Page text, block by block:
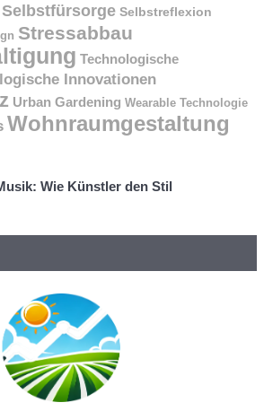
Selbstfürsorge Selbstreflexion
Stressabbau
Technologische
Innovationen
Urban Gardening Wearable Technologie
Wohnraumgestaltung
Wie Künstler den Stil